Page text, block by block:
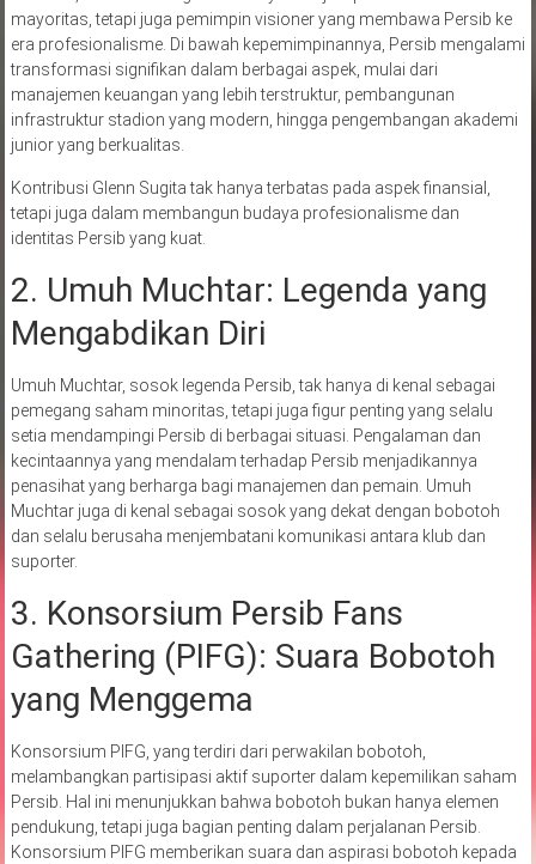
mayoritas, tetapi juga pemimpin visioner yang membawa Persib ke
era profesionalisme. Di bawah kepemimpinannya, Persib mengalami
transformasi signifikan dalam berbagai aspek, mulai dari
manajemen keuangan yang lebih terstruktur, pembangunan
infrastruktur stadion yang modern, hingga pengembangan akademi
junior yang berkualitas.
Kontribusi Glenn Sugita tak hanya terbatas pada aspek finansial,
tetapi juga dalam membangun budaya profesionalisme dan
identitas Persib yang kuat.
2. Umuh Muchtar: Legenda yang
Mengabdikan Diri
Umuh Muchtar, sosok legenda Persib, tak hanya di kenal sebagai
pemegang saham minoritas, tetapi juga figur penting yang selalu
setia mendampingi Persib di berbagai situasi. Pengalaman dan
kecintaannya yang mendalam terhadap Persib menjadikannya
penasihat yang berharga bagi manajemen dan pemain. Umuh
Muchtar juga di kenal sebagai sosok yang dekat dengan bobotoh
dan selalu berusaha menjembatani komunikasi antara klub dan
suporter.
3. Konsorsium Persib Fans
Gathering (PIFG): Suara Bobotoh
yang Menggema
Konsorsium PIFG, yang terdiri dari perwakilan bobotoh,
melambangkan partisipasi aktif suporter dalam kepemilikan saham
Persib. Hal ini menunjukkan bahwa bobotoh bukan hanya elemen
pendukung, tetapi juga bagian penting dalam perjalanan Persib.
Konsorsium PIFG memberikan suara dan aspirasi bobotoh kepada